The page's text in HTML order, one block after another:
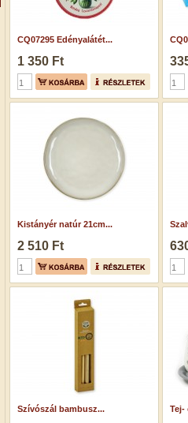
CQ07295 Edényalátét...
1 350 Ft
Kistányér natúr 21cm...
2 510 Ft
Szívószál bambusz... Tej-